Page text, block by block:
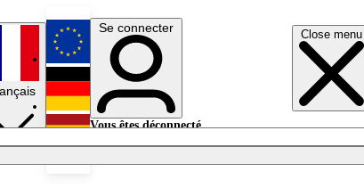
Close menu
English
Deutsch
Se connecter
Vous êtes déconnecté.